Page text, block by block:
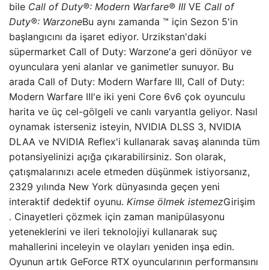
bile Call of Duty®: Modern Warfare® III VE Call of
Duty®: WarzoneBu aynı zamanda ™ için Sezon 5'in
başlangıcını da işaret ediyor. Urzikstan'daki
süpermarket Call of Duty: Warzone'a geri dönüyor ve
oyunculara yeni alanlar ve ganimetler sunuyor. Bu
arada Call of Duty: Modern Warfare III, Call of Duty:
Modern Warfare III'e iki yeni Core 6v6 çok oyunculu
harita ve üç cel-gölgeli ve canlı varyantla geliyor. Nasıl
oynamak isterseniz isteyin, NVIDIA DLSS 3, NVIDIA
DLAA ve NVIDIA Reflex'i kullanarak savaş alanında tüm
potansiyelinizi açığa çıkarabilirsiniz. Son olarak,
çatışmalarınızı acele etmeden düşünmek istiyorsanız,
2329 yılında New York dünyasında geçen yeni
interaktif dedektif oyunu. Kimse ölmek istemezGirişim
. Cinayetleri çözmek için zaman manipülasyonu
yeteneklerini ve ileri teknolojiyi kullanarak suç
mahallerini inceleyin ve olayları yeniden inşa edin.
Oyunun artık GeForce RTX oyuncularının performansını